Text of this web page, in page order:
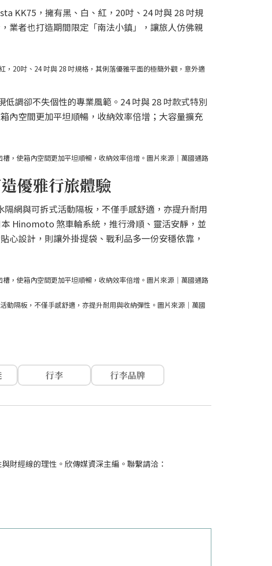
KK75，擁有黑、白、紅，20吋、24 吋與 28 吋規
業者也打造期間限定「南法小鎮」，讓旅人仿佛親
20吋、24 吋與 28 吋規格，其俐落優雅平面的極簡外觀，意外適
調卻不失個性的專業風範。24 吋與 28 吋款式特別
內空間更加平坦順暢，收納效率倍增；大容量擴充
，使箱內空間更加平坦順暢，收納效率倍增。圖片來源｜萬國通路
優雅行旅體驗
網與可拆式活動隔板，不僅手感舒適，亦提升耐用
Hinomoto 煞車輪系統，推行滑順、靈活安靜，並
心設計，則讓外掛提袋、戰利品多一份安穩依靠，
，使箱內空間更加平坦順暢，收納效率倍增。圖片來源｜萬國通路
動隔板，不僅手感舒適，亦提升耐用與收納彈性。圖片來源｜萬國
行李 行李品牌
財經線的理性。欣傳媒資深主編。聯繫請洽：